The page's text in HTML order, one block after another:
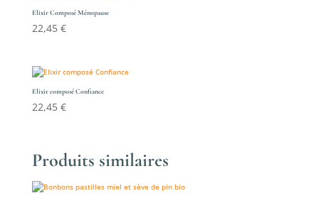
Elixir Composé Ménopause
22,45 €
Elixir composé Confiance
22,45 €
Produits similaires